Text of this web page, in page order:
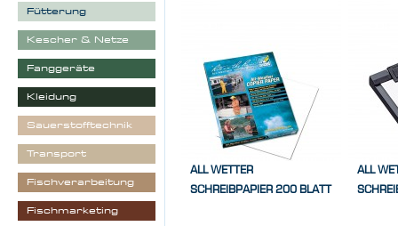
ALL WETTER
SCHREIBPAPIER 200 BLATT
ALL
Fütterung
Kescher & Netze
Fanggeräte
Kleidung
Sauerstofftechnik
Transport
Fischverarbeitung
Fischmarketing